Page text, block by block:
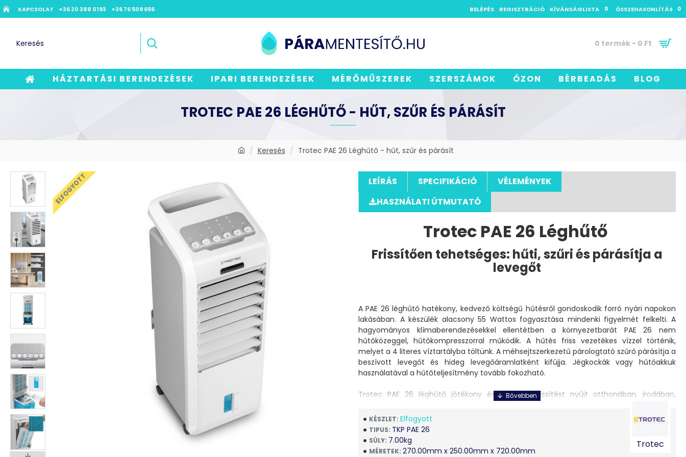
KAPCSOLAT +36 20 388 0193 +36 76 509 656 BELÉPÉS REGISZTRÁCIÓ KÍVÁNSÁGLISTA 0 ÖSSZEHASONLÍTÁS 0
0 termék - 0 Ft
HÁZTARTÁSI BERENDEZÉSEK IPARI BERENDEZÉSEK MÉRŐMŰSZEREK SZERSZÁMOK ÓZON BÉRBEADÁS BLOG
Keresés Trotec PAE 26 Léghűtő - hűt, szűr és párásít
TROTEC PAE 26 LÉGHŰTŐ - HŰT, SZŰR ÉS PÁRÁSÍT
ELFOGYOTT LEÍRÁS SPECIFIKÁCIÓ
VÉLEMÉNYEK
HASZNÁLATI ÚTMUTATÓ
Trotec PAE 26 Léghűtő
Frissítően tehetséges: hűti, szűri és párásítja a
levegőt
A PAE 26 léghűtő hatékony, kedvező költségű hűtésről gondoskodik forró nyári napokon
lakásában. A készülék alacsony 55 Wattos fogyasztása mindenki figyelmét felkelti. A
hagyományos klímaberendezésekkel ellentétben a környezetbarát PAE 26 nem
hűtőközeggel, hűtőkompresszorral működik. A hűtés friss vezetékes vízzel történik,
melyet a 4 literes víztartályba töltünk. A méhsejtszerkezetű párologtató szűrő párásítja a
beszívott levegőt és hideg levegőáramlatként kifújja. Jégkockák vagy hűtőakkuk
használatával a hűtőteljesítmény tovább fokozható.
Trotec PAE 26 léghűtő jótékony és azonnali frissítést nyújt otthonában, irodában,
helységméretig ajánljuk.
A készülék még kényelmesebb használatát biztosítja:
az időzítő funkció a lekapcsoláshoz,
a kapcsolható oszcilláció a hideg levegő egyenletes elosztásához,
KÉSZLET: Elfogyott
TIPUS: TKP PAE 26
SÚLY: 7.00kg
MÉRETEK: 270.00mm x 250.00mm x 720.00mm
Trotec